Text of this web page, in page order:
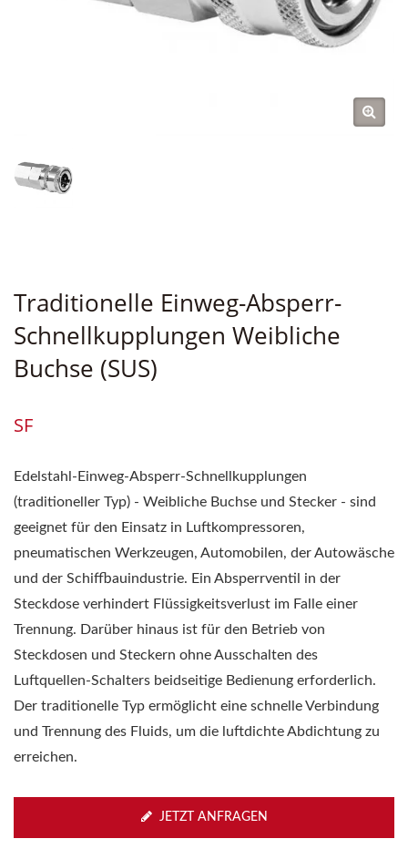
Traditionelle Einweg-Absperr-
Schnellkupplungen Weibliche
Buchse (SUS)
SF
Edelstahl-Einweg-Absperr-Schnellkupplungen
(traditioneller Typ) - Weibliche Buchse und Stecker - sind
geeignet für den Einsatz in Luftkompressoren,
pneumatischen Werkzeugen, Automobilen, der Autowäsche
und der Schiffbauindustrie. Ein Absperrventil in der
Steckdose verhindert Flüssigkeitsverlust im Falle einer
Trennung. Darüber hinaus ist für den Betrieb von
Steckdosen und Steckern ohne Ausschalten des
Luftquellen-Schalters beidseitige Bedienung erforderlich.
Der traditionelle Typ ermöglicht eine schnelle Verbindung
und Trennung des Fluids, um die luftdichte Abdichtung zu
erreichen.
JETZT ANFRAGEN